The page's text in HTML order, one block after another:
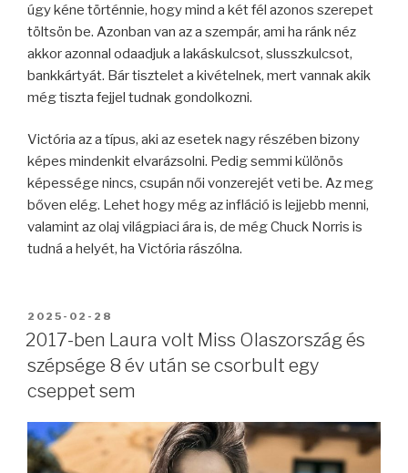
úgy kéne történnie, hogy mind a két fél azonos szerepet
töltsön be. Azonban van az a szempár, ami ha ránk néz
akkor azonnal odaadjuk a lakáskulcsot, slusszkulcsot,
bankkártyát. Bár tisztelet a kivételnek, mert vannak akik
még tiszta fejjel tudnak gondolkozni.
Victória az a típus, aki az esetek nagy részében bizony
képes mindenkit elvarázsolni. Pedig semmi különös
képessége nincs, csupán női vonzerejét veti be. Az meg
bőven elég. Lehet hogy még az infláció is lejjebb menni,
valamint az olaj világpiaci ára is, de még Chuck Norris is
tudná a helyét, ha Victória rászólna.
BEKÜLDVE:
2025-02-28
2017-ben Laura volt Miss Olaszország és
szépsége 8 év után se csorbult egy
cseppet sem